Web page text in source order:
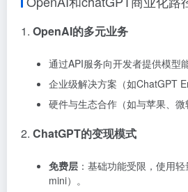
1. OpenAI的多元业务
通过API服务向开发者提供模型
企业级解决方案（如ChatGPT
硬件与生态合作（如与苹果、微
2. ChatGPT的变现模式
免费层 ：基础功能受限，使用
mini）。